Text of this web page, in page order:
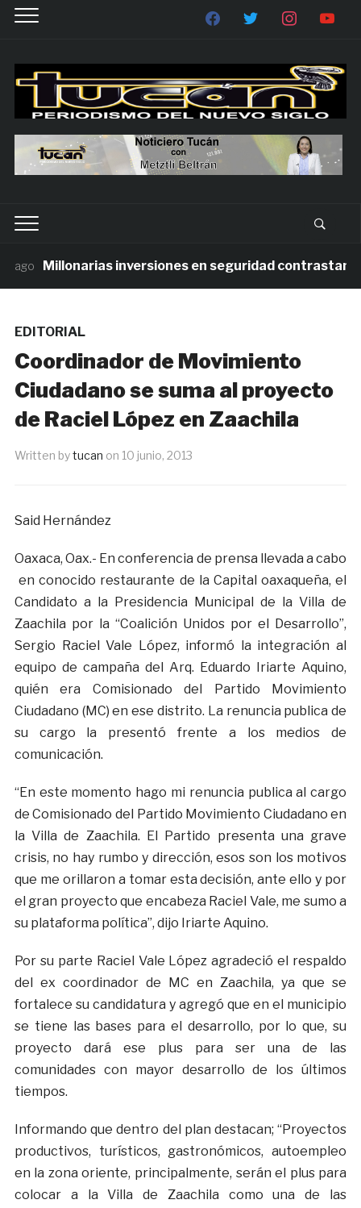
Millonarias inversiones en seguridad contrastan con
EDITORIAL
Coordinador de Movimiento
Ciudadano se suma al proyecto
de Raciel López en Zaachila
Written bytucan on 10 junio, 2013
Said Hernández
Oaxaca, Oax.- En conferencia de prensa llevada a cabo
en conocido restaurante de la Capital oaxaqueña, el
Candidato a la Presidencia Municipal de la Villa de
Zaachila por la “Coalición Unidos por el Desarrollo”,
Sergio Raciel Vale López, informó la integración al
equipo de campaña del Arq. Eduardo Iriarte Aquino,
quién era Comisionado del Partido Movimiento
Ciudadano (MC) en ese distrito. La renuncia publica de
su cargo la presentó frente a los medios de
comunicación.
“En este momento hago mi renuncia publica al cargo
de Comisionado del Partido Movimiento Ciudadano en
la Villa de Zaachila. El Partido presenta una grave
crisis, no hay rumbo y dirección, esos son los motivos
que me orillaron a tomar esta decisión, ante ello y por
el gran proyecto que encabeza Raciel Vale, me sumo a
su plataforma política”, dijo Iriarte Aquino.
Por su parte Raciel Vale López agradeció el respaldo
del ex coordinador de MC en Zaachila, ya que se
fortalece su candidatura y agregó que en el municipio
se tiene las bases para el desarrollo, por lo que, su
proyecto dará ese plus para ser una de las
comunidades con mayor desarrollo de los últimos
tiempos.
Informando que dentro del plan destacan; “Proyectos
productivos, turísticos, gastronómicos, autoempleo
en la zona oriente, principalmente, serán el plus para
colocar a la Villa de Zaachila como una de las